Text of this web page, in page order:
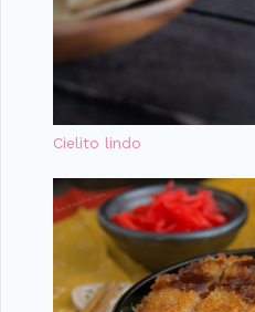
Cielito lindo